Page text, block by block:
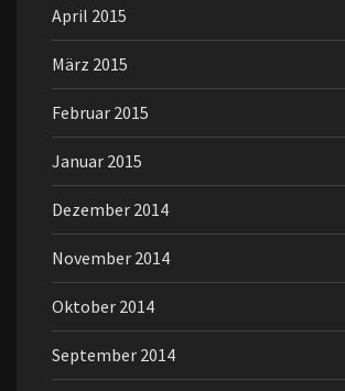
April 2015
März 2015
Februar 2015
Januar 2015
Dezember 2014
November 2014
Oktober 2014
September 2014